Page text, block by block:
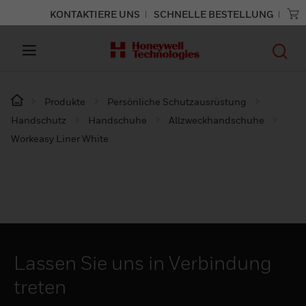
KONTAKTIERE UNS SCHNELLE BESTELLUNG
Produkte
Persönliche Schutzausrüstung
Handschutz
Handschuhe
Allzweckhandschuhe
Workeasy Liner White
Lassen Sie uns in Verbindung
treten